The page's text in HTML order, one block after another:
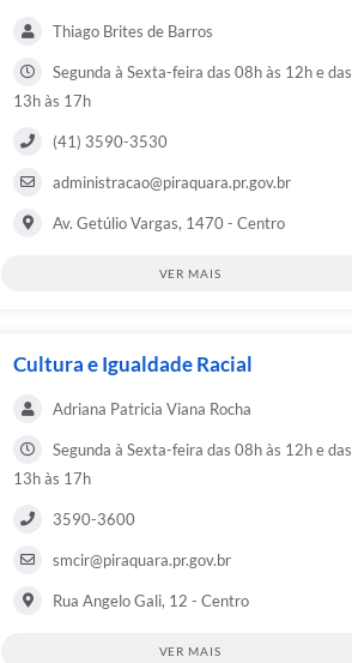
Thiago Brites de Barros
Segunda à Sexta-feira das 08h às 12h e das
13h às 17h
(41) 3590-3530
administracao@piraquara.pr.gov.br
Av. Getúlio Vargas, 1470 - Centro
VER MAIS
Cultura e Igualdade Racial
Adriana Patricia Viana Rocha
Segunda à Sexta-feira das 08h às 12h e das
13h às 17h
3590-3600
smcir@piraquara.pr.gov.br
Rua Angelo Gali, 12 - Centro
VER MAIS